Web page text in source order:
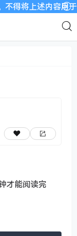
将上述内容用
才能阅读完